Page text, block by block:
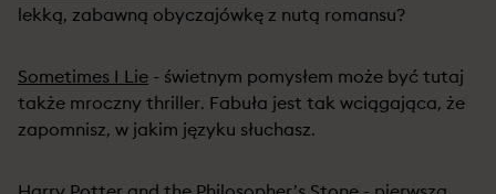
lekką, zabawną obyczajówkę z nutą romansu?
Sometimes I Lie - świetnym pomysłem może być tutaj
także mroczny thriller. Fabuła jest tak wciągająca, że
zapomnisz, w jakim języku słuchasz.